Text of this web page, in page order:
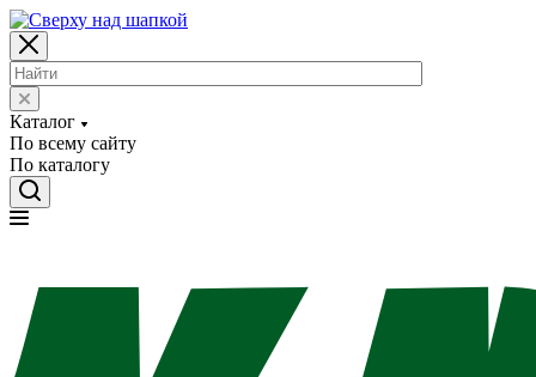
Каталог
По всему сайту
По каталогу